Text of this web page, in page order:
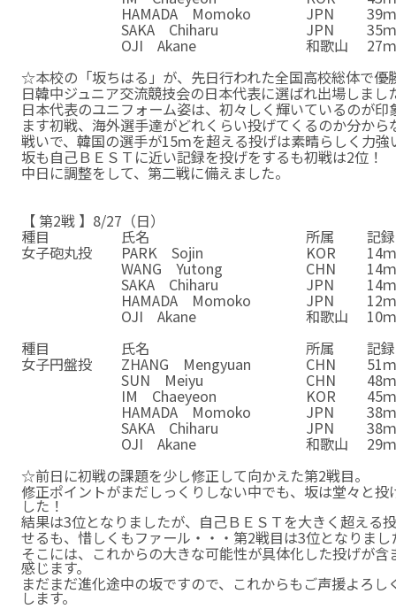
HAMADA Momoko JPN 39
SAKA Chiharu JPN 35
OJI Akane 和歌山 27
☆本校の「坂ちはる」が、先日行われた全国高校総体で優
日韓中ジュニア交流競技会の日本代表に選ばれ出場しまし
日本代表のユニフォーム姿は、初々しく輝いているのが印
ます初戦、海外選手達がどれくらい投げてくるのか分から
戦いで、韓国の選手が15ｍを超える投げは素晴らしく力強
坂も自己ＢＥＳＴに近い記録を投げをするも初戦は2位！
中日に調整をして、第二戦に備えました。
【 第2戦 】8/27（日）
種目 氏名 所属 記録
女子砲丸投 PARK Sojin KOR 14
WANG Yutong CHN 14
SAKA Chiharu JPN 14
HAMADA Momoko JPN 12
OJI Akane 和歌山 10
種目 氏名 所属 記録
女子円盤投 ZHANG Mengyuan CHN 51
SUN Meiyu CHN 48
IM Chaeyeon KOR 45
HAMADA Momoko JPN 38
SAKA Chiharu JPN 38
OJI Akane 和歌山 29
☆前日に初戦の課題を少し修正して向かえた第2戦目。
修正ポイントがまだしっくりしない中でも、坂は堂々と投
した！
結果は3位となりましたが、自己ＢＥＳＴを大きく超える
せるも、惜しくもファール・・・第2戦目は3位となりまし
そこには、これからの大きな可能性が具体化した投げが含
感じます。
まだまだ進化途中の坂ですので、これからもご声援よろし
します。